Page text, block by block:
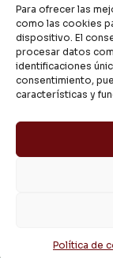
Para ofrecer las
como las cookies
dispositivo. El
procesar datos
identificaciones
consentimiento,
características y
Política de
Política